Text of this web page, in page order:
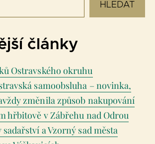
HLEDAT
články
Ostravského okruhu
samoobsluha – novinka,
změnila způsob nakupování
hřbitově v Zábřehu nad Odrou
sadařství a Vzorný sad města